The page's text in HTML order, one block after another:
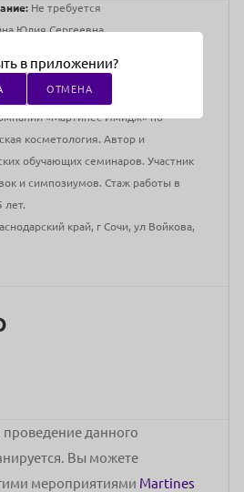
Не требуется
Юлия Сергеевна
«Мартинес Имидж» по
косметология. Автор и
обучающих семинаров. Участник
и симпозиумов. Стаж работы в
лет.
край, г Сочи, ул Войкова,
данного
Вы можете
мероприятиями Martines
в приложении?
ОТМЕНА